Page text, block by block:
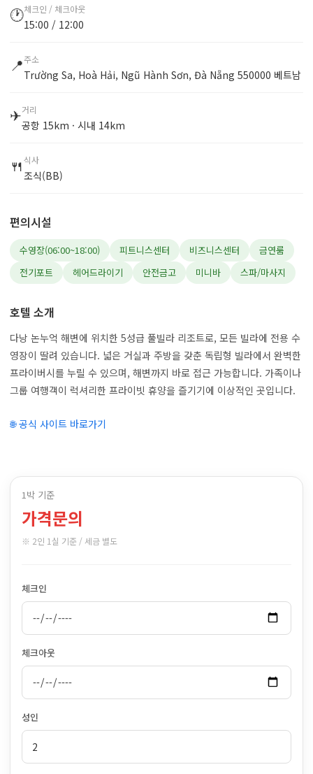
🕐체크인 / 체크아웃
15:00 / 12:00
📍주소
Trường Sa, Hoà Hải, Ngũ Hành Sơn, Đà Nẵng 550000 베트남
✈거리
공항 15km · 시내 14km
🍴식사
조식(BB)
편의시설
수영장(06:00~18:00) 피트니스센터 비즈니스센터
금연룸
전기포트
헤어드라이기 안전금고 미니바 스파/마사지
호텔 소개
다낭 논누억 해변에 위치한 5성급 풀빌라 리조트로, 모든 빌라에 전용 수
영장이 딸려 있습니다. 넓은 거실과 주방을 갖춘 독립형 빌라에서 완벽한
프라이버시를 누릴 수 있으며, 해변까지 바로 접근 가능합니다. 가족이나
그룹 여행객이 럭셔리한 프라이빗 휴양을 즐기기에 이상적인 곳입니다.
🌐 공식 사이트 바로가기
1박 기준
가격문의
※ 2인 1실 기준 / 세금 별도
체크인
체크아웃
성인